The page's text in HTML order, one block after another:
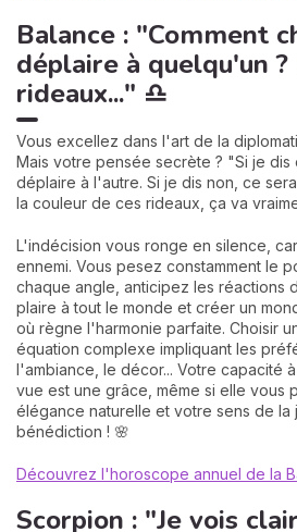
Balance : "Comment
déplaire à quelqu'un ?
rideaux..." ♎
Vous excellez dans l'art de la
Mais votre pensée secrète ? "Si je dis
déplaire à l'autre. Si je dis non, ce
la couleur de ces rideaux, ça va
L'indécision vous ronge en silence,
ennemi. Vous pesez constamment le
chaque angle, anticipez les réactions
plaire à tout le monde et créer un
où règne l'harmonie parfaite. Choisir
équation complexe impliquant les
l'ambiance, le décor... Votre capacité
vue est une grâce, même si elle vous
élégance naturelle et votre sens de la
bénédiction ! 🌸
Découvrez l'horoscope annuel de la
Scorpion : "Je vois